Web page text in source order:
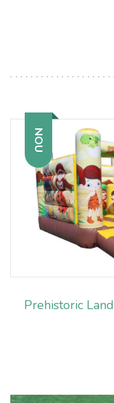
NOU
Prehistoric Land